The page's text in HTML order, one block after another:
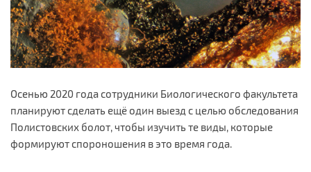
Осенью 2020 года сотрудники Биологического факультета
планируют сделать ещё один выезд с целью обследования
Полистовских болот, чтобы изучить те виды, которые
формируют спороношения в это время года.